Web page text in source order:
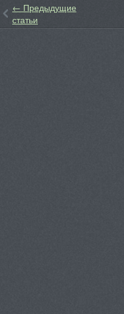
← Предыдущие
статьи